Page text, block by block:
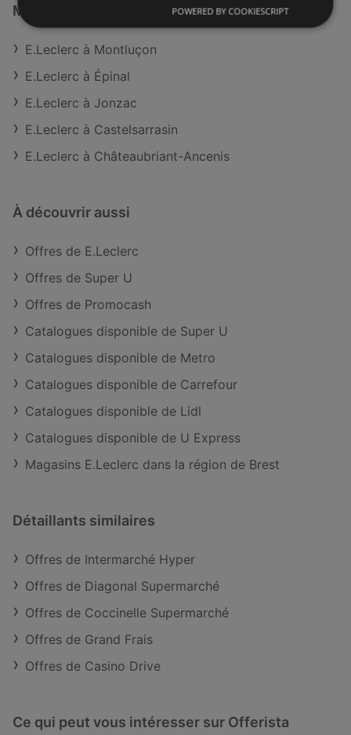
Magasins E.Leclerc à :
E.Leclerc à Montluçon
E.Leclerc à Épinal
E.Leclerc à Jonzac
E.Leclerc à Castelsarrasin
E.Leclerc à Châteaubriant-Ancenis
À découvrir aussi
Offres de E.Leclerc
Offres de Super U
Offres de Promocash
Catalogues disponible de Super U
Catalogues disponible de Metro
Catalogues disponible de Carrefour
Catalogues disponible de Lidl
Catalogues disponible de U Express
Magasins E.Leclerc dans la région de Brest
Détaillants similaires
Offres de Intermarché Hyper
Offres de Diagonal Supermarché
Offres de Coccinelle Supermarché
Offres de Grand Frais
Offres de Casino Drive
Ce qui peut vous intéresser sur Offerista
POWERED BY COOKIESCRIPT